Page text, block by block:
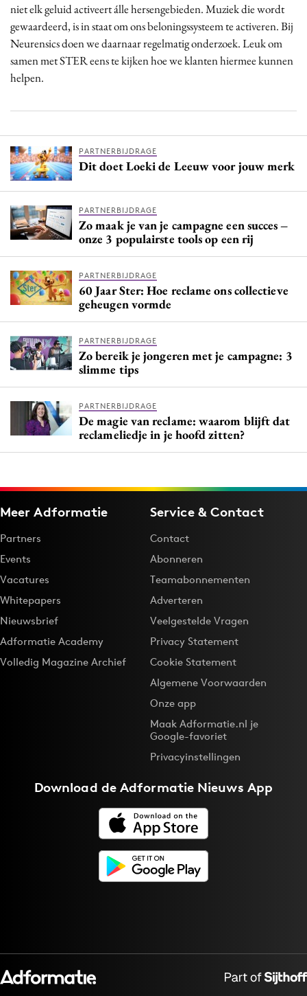
niet elk geluid activeert álle hersengebieden. Muziek die wordt
gewaardeerd, is in staat om ons beloningssysteem te activeren. Bij
Neurensics doen we daarnaar regelmatig onderzoek. Leuk om
samen met STER eens te kijken hoe we klanten hiermee kunnen
helpen.
PARTNERBIJDRAGE
Dit doet Loeki de Leeuw voor jouw merk
PARTNERBIJDRAGE
Zo maak je van je campagne een succes –
onze 3 populairste tools op een rij
PARTNERBIJDRAGE
60 Jaar Ster: Hoe reclame ons collectieve
geheugen vormde
PARTNERBIJDRAGE
Zo bereik je jongeren met je campagne: 3
slimme tips
PARTNERBIJDRAGE
De magie van reclame: waarom blijft dat
reclameliedje in je hoofd zitten?
Meer Adformatie
Partners
Events
Vacatures
Whitepapers
Nieuwsbrief
Adformatie Academy
Volledig Magazine Archief
Service & Contact
Contact
Abonneren
Teamabonnementen
Adverteren
Veelgestelde Vragen
Privacy Statement
Cookie Statement
Algemene Voorwaarden
Onze app
Maak Adformatie.nl je
Google-favoriet
Privacyinstellingen
Download deAdformatie Nieuws App